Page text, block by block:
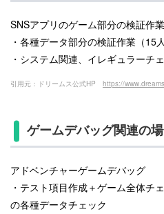
SNSアプリのゲーム部分の検証作業
・各種データ部分の検証作業（15人
・システム関連、イレギュラーチ
引用元：ドリームス公式HP https://
ゲームデバッグ関連の
アドベンチャーゲームデバッグ
・テスト項目作成＋ゲーム全体チ
の各種データチェック